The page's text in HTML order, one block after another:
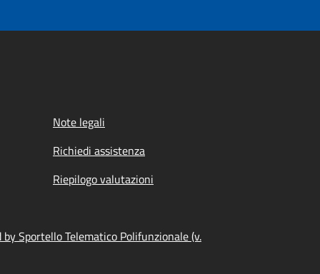
Note legali
Richiedi assistenza
Riepilogo valutazioni
by Sportello Telematico Polifunzionale (v.